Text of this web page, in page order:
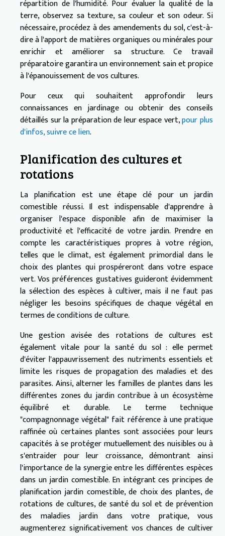
répartition de l'humidité. Pour évaluer la qualité de la
terre, observez sa texture, sa couleur et son odeur. Si
nécessaire, procédez à des amendements du sol, c'est-à-
dire à l'apport de matières organiques ou minérales pour
enrichir et améliorer sa structure. Ce travail
préparatoire garantira un environnement sain et propice
à l'épanouissement de vos cultures.
Pour ceux qui souhaitent approfondir leurs
connaissances en jardinage ou obtenir des conseils
détaillés sur la préparation de leur espace vert,pour plus
d'infos, suivre ce lien.
Planification des cultures et
rotations
La planification est une étape clé pour un jardin
comestible réussi. Il est indispensable d'apprendre à
organiser l'espace disponible afin de maximiser la
productivité et l'efficacité de votre jardin. Prendre en
compte les caractéristiques propres à votre région,
telles que le climat, est également primordial dans le
choix des plantes qui prospéreront dans votre espace
vert. Vos préférences gustatives guideront évidemment
la sélection des espèces à cultiver, mais il ne faut pas
négliger les besoins spécifiques de chaque végétal en
termes de conditions de culture.
Une gestion avisée des rotations de cultures est
également vitale pour la santé du sol : elle permet
d'éviter l'appauvrissement des nutriments essentiels et
limite les risques de propagation des maladies et des
parasites. Ainsi, alterner les familles de plantes dans les
différentes zones du jardin contribue à un écosystème
équilibré et durable. Le terme technique
"compagnonnage végétal" fait référence à une pratique
raffinée où certaines plantes sont associées pour leurs
capacités à se protéger mutuellement des nuisibles ou à
s'entraider pour leur croissance, démontrant ainsi
l'importance de la synergie entre les différentes espèces
dans un jardin comestible. En intégrant ces principes de
planification jardin comestible, de choix des plantes, de
rotations de cultures, de santé du sol et de prévention
des maladies jardin dans votre pratique, vous
augmenterez significativement vos chances de cultiver